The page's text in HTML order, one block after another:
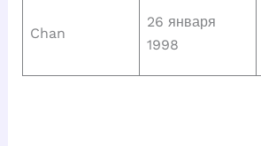
Chan
26 января
1998